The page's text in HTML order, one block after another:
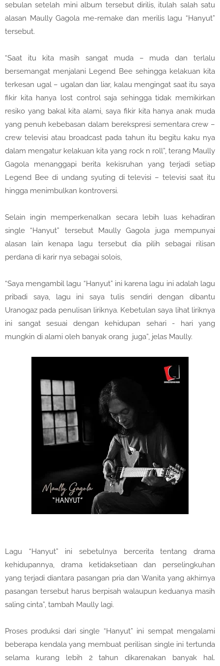
sebulan setelah mini album tersebut dirilis, itulah salah satu
alasan Maully Gagola me-remake dan merilis lagu “Hanyut”
tersebut.
“Saat itu kita masih sangat muda – muda dan terlalu
bersemangat menjalani Legend Bee sehingga kelakuan kita
terkesan ugal – ugalan dan liar, kalau mengingat saat itu saya
fikir kita hanya lost control saja sehingga tidak memikirkan
resiko yang bakal kita alami, saya fikir kita hanya anak muda
yang penuh kebebasan dalam berekspresi sementara crew –
crew televisi atau broadcast pada tahun itu begitu kaku nya
dalam mengatur kelakuan kita yang rock n roll”, terang Maully
Gagola menanggapi berita kekisruhan yang terjadi setiap
Legend Bee di undang syuting di televisi – televisi saat itu
hingga menimbulkan kontroversi.
Selain ingin memperkenalkan secara lebih luas kehadiran
single “Hanyut” tersebut Maully Gagola juga mempunyai
alasan lain kenapa lagu tersebut dia pilih sebagai rilisan
perdana di karir nya sebagai solois,
“Saya mengambil lagu “Hanyut” ini karena lagu ini adalah lagu
pribadi saya, lagu ini saya tulis sendiri dengan dibantu
Uranogaz pada penulisan liriknya. Kebetulan saya lihat liriknya
ini sangat sesuai dengan kehidupan sehari - hari yang
mungkin di alami oleh banyak orang juga”, jelas Maully.
Lagu “Hanyut” ini sebetulnya bercerita tentang drama
kehidupannya, drama ketidaksetiaan dan perselingkuhan
yang terjadi diantara pasangan pria dan Wanita yang akhirnya
pasangan tersebut harus berpisah walaupun keduanya masih
saling cinta”, tambah Maully lagi.
Proses produksi dari single “Hanyut” ini sempat mengalami
beberapa kendala yang membuat perilisan single ini tertunda
selama kurang lebih 2 tahun dikarenakan banyak hal.